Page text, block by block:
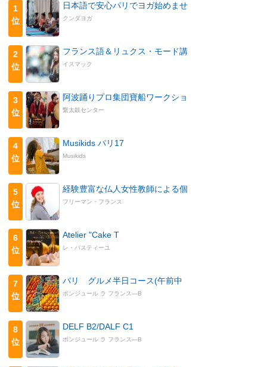
1
位
日本語で安心パリでヨガ始めませ
クンダヨガ
2
位
フランス語＆リュクス・モード講
イスマック
3
位
阿波踊りプロ集団寶船ワークショ
繋太鼓センター
4
位
Musikids パリ17
Musikids
5
位
経験豊富な仏人女性教師による個
フリーマン・フランス
6
位
Atelier "Cake T
レ・パスティーユ
7
位
パリ グルメ半日コース(午前中
ボンジュール ラ フランス―B
8
位
DELF B2/DALF C1
ボンジュール ラ フランス―B